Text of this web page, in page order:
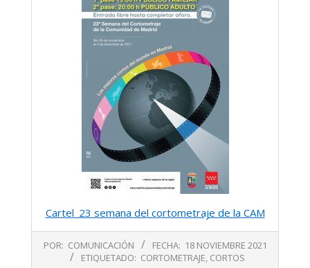
Cartel_23 semana del cortometraje de la CAM
11-
POR: COMUNICACIÓN FECHA: 18 NOVIEMBRE 2021
ETIQUETADO: CORTOMETRAJE, CORTOS